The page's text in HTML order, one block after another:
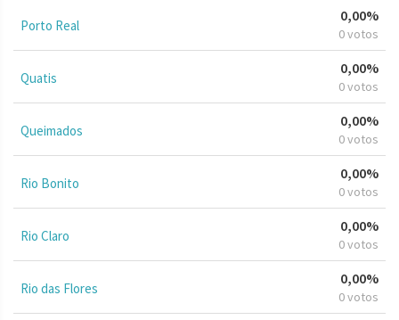
Porto Real
0,00%
0 votos
Quatis
0,00%
0 votos
Queimados
0,00%
0 votos
Rio Bonito
0,00%
0 votos
Rio Claro
0,00%
0 votos
Rio das Flores
0,00%
0 votos